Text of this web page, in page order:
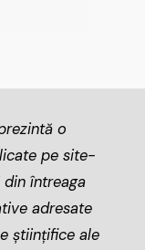
o
pe site-
întreaga
adresate
științifice ale